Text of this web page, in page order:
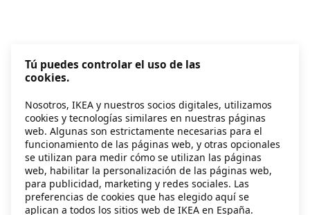
Tú puedes controlar el uso de las
cookies.
Nosotros, IKEA y nuestros socios digitales, utilizamos
cookies y tecnologías similares en nuestras páginas
web. Algunas son estrictamente necesarias para el
funcionamiento de las páginas web, y otras opcionales
se utilizan para medir cómo se utilizan las páginas
web, habilitar la personalización de las páginas web,
para publicidad, marketing y redes sociales. Las
preferencias de cookies que has elegido aquí se
aplican a todos los sitios web de IKEA en España.